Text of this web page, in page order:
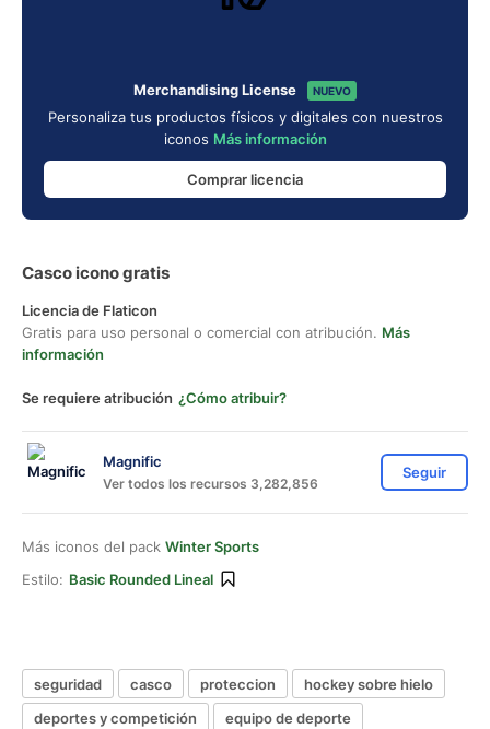
Merchandising License NUEVO
Personaliza tus productos físicos y digitales con nuestros
iconos Más información
Comprar licencia
Casco icono gratis
Licencia de Flaticon
Gratis para uso personal o comercial con atribución. Más
información
Se requiere atribución ¿Cómo atribuir?
Magnific
Ver todos los recursos 3,282,856
Seguir
Más iconos del pack Winter Sports
Estilo: Basic Rounded Lineal
seguridad casco proteccion
hockey sobre hielo
deportes y competición
equipo de deporte